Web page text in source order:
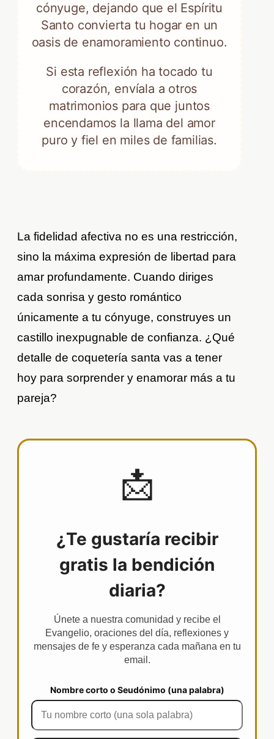
cónyuge, dejando que el Espíritu
Santo convierta tu hogar en un
oasis de enamoramiento continuo.
Si esta reflexión ha tocado tu
corazón, envíala a otros
matrimonios para que juntos
encendamos la llama del amor
puro y fiel en miles de familias.
La fidelidad afectiva no es una restricción,
sino la máxima expresión de libertad para
amar profundamente. Cuando diriges
cada sonrisa y gesto romántico
únicamente a tu cónyuge, construyes un
castillo inexpugnable de confianza. ¿Qué
detalle de coquetería santa vas a tener
hoy para sorprender y enamorar más a tu
pareja?
📩
¿Te gustaría recibir
gratis la bendición
diaria?
Únete a nuestra comunidad y recibe el
Evangelio, oraciones del día, reflexiones y
mensajes de fe y esperanza cada mañana en tu
email.
Nombre corto o Seudónimo (una palabra)